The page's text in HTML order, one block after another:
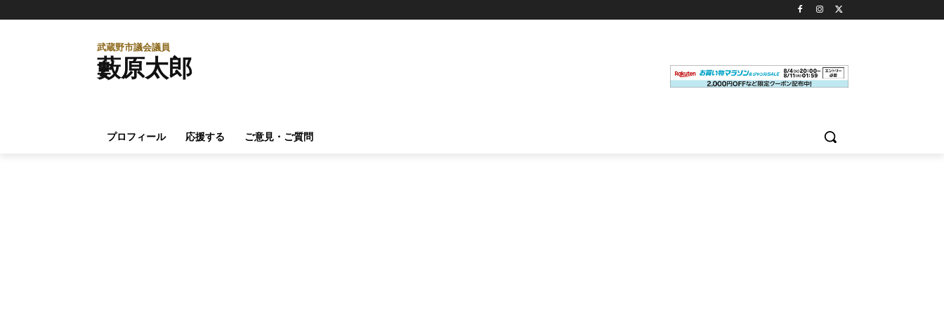
武蔵野市議会議員
藪原太郎
プロフィール 応援する ご意見・ご質問